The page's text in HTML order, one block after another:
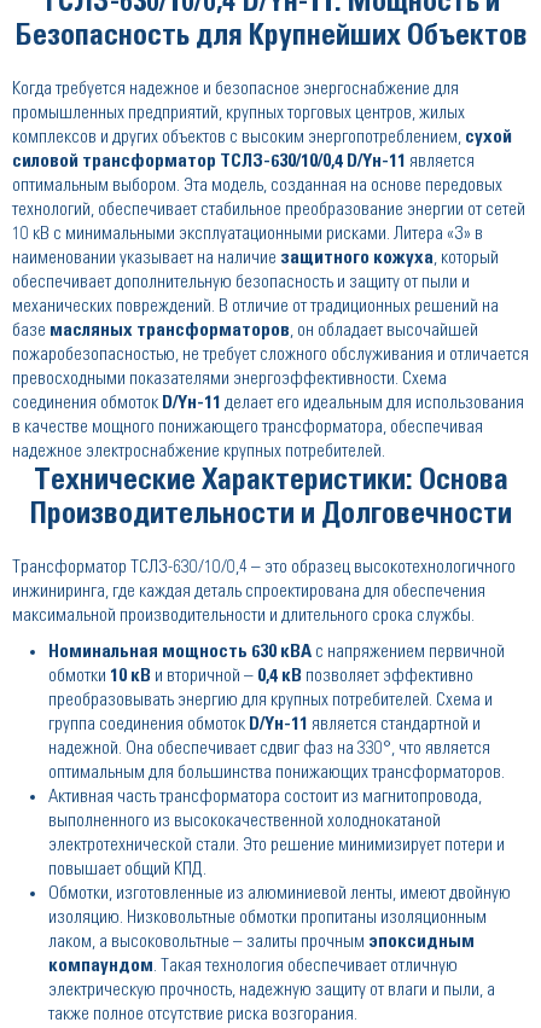
Безопасность для Крупнейших Объектов
Когда требуется надежное и безопасное энергоснабжение для
промышленных предприятий, крупных торговых центров, жилых
комплексов и других объектов с высоким энергопотреблением, сухой
силовой трансформатор ТСЛЗ-630/10/0,4 D/Yн-11 является
оптимальным выбором. Эта модель, созданная на основе передовых
технологий, обеспечивает стабильное преобразование энергии от сетей
10 кВ с минимальными эксплуатационными рисками. Литера «З» в
наименовании указывает на наличие защитного кожуха, который
обеспечивает дополнительную безопасность и защиту от пыли и
механических повреждений. В отличие от традиционных решений на
базе масляных трансформаторов, он обладает высочайшей
пожаробезопасностью, не требует сложного обслуживания и отличается
превосходными показателями энергоэффективности. Схема
соединения обмоток D/Yн-11 делает его идеальным для использования
в качестве мощного понижающего трансформатора, обеспечивая
надежное электроснабжение крупных потребителей.
Технические Характеристики: Основа
Производительности и Долговечности
Трансформатор ТСЛЗ-630/10/0,4 – это образец высокотехнологичного
инжиниринга, где каждая деталь спроектирована для обеспечения
максимальной производительности и длительного срока службы.
Номинальная мощность 630 кВА с напряжением первичной
обмотки 10 кВ и вторичной – 0,4 кВ позволяет эффективно
преобразовывать энергию для крупных потребителей. Схема и
группа соединения обмоток D/Yн-11 является стандартной и
надежной. Она обеспечивает сдвиг фаз на 330°, что является
оптимальным для большинства понижающих трансформаторов.
Активная часть трансформатора состоит из магнитопровода,
выполненного из высококачественной холоднокатаной
электротехнической стали. Это решение минимизирует потери и
повышает общий КПД.
Обмотки, изготовленные из алюминиевой ленты, имеют двойную
изоляцию. Низковольтные обмотки пропитаны изоляционным
лаком, а высоковольтные – залиты прочным эпоксидным
компаундом. Такая технология обеспечивает отличную
электрическую прочность, надежную защиту от влаги и пыли, а
также полное отсутствие риска возгорания.